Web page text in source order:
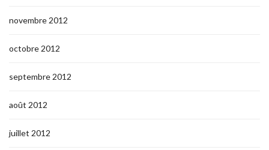
novembre 2012
octobre 2012
septembre 2012
août 2012
juillet 2012